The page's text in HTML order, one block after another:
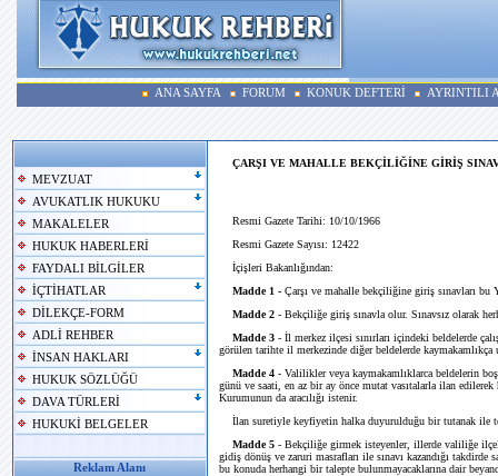
ANA SAYFA FORUM KONUK DEFTERİ AYRINTILI
MEVZUAT
AVUKATLIK HUKUKU
MAKALELER
HUKUK HABERLERİ
FAYDALI BİLGİLER
İÇTİHATLAR
DİLEKÇE-FORM
ADLİ REHBER
İNSAN HAKLARI
HUKUK SÖZLÜĞÜ
DAVA TÜRLERİ
HUKUKİ BELGELER
Reklam Alanı
ÇARŞI VE MAHALLE BEKÇİLİĞİNE GİRİŞ
Resmi Gazete Tarihi: 10/10/1966
Resmi Gazete Sayısı: 12422
İçişleri Bakanlığından:
Madde 1 - Çarşı ve mahalle bekçiliğine giriş sınavları
Madde 2 - Bekçiliğe giriş sınavla olur. Sınavsız olarak
Madde 3 - İl merkez ilçesi sınırları içindeki beldelerde
görülen tarihte il merkezinde diğer beldelerde
Madde 4 - Valilikler veya kaymakamlıklarca beldelerin
günü ve saati, en az bir ay önce mutat vasıtalarla ilan
Kurumunun da aracılığı istenir.
İlan suretiyle keyfiyetin halka duyurulduğu bir tutanak ile
Madde 5 - Bekçiliğe girmek isteyenler, illerde valiliğe
gidiş dönüş ve zaruri masrafları ile sınavı kazandığı
bu konuda herhangi bir talepte bulunmayacaklarına dair